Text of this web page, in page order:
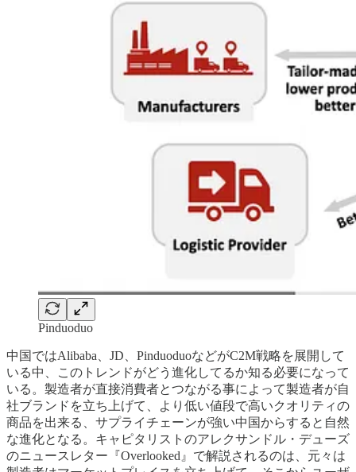
Pinduoduo
中国ではAlibaba、JD、PinduoduoなどがC2M戦略を展開して
いる中、このトレンドがどう進化してるか知る必要になって
いる。製造者が直接消費者とつながる事によって製造者が自
社ブランドを立ち上げて、より低い値段で高いクオリティの
商品を出来る、サプライチェーンが強い中国からすると自然
な進化となる。キャピタリストのアレクサンドル・デューズ
のニュースレター『Overlooked』で解説されるのは、元々は